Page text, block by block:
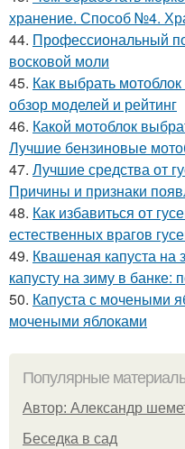
хранение. Способ №4.
44. Профессиональный
восковой моли
45. Как выбрать
обзор моделей и рейтинг
46. Какой мотоблок
Лучшие бензиновые
47. Лучшие средства от
Причины и признаки
48. Как избавиться от
естественных врагов
49. Квашеная капуста на
капусту на зиму в банке:
50. Капуста с мочеными
мочеными яблоками
Популярные
Автор: Александр
Беседка в сад